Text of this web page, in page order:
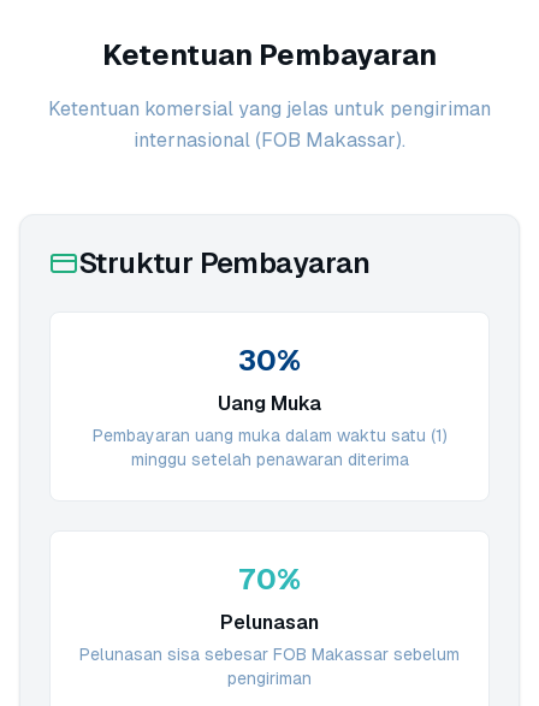
Ketentuan Pembayaran
Ketentuan komersial yang jelas untuk pengiriman
internasional (FOB Makassar).
Struktur Pembayaran
30%
Uang Muka
Pembayaran uang muka dalam waktu satu (1)
minggu setelah penawaran diterima
70%
Pelunasan
Pelunasan sisa sebesar FOB Makassar sebelum
pengiriman